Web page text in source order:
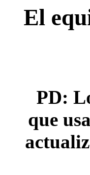
El
PD:
que